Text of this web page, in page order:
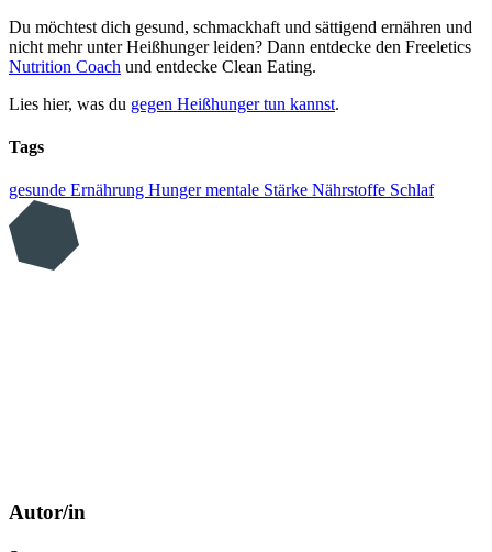
Du möchtest dich gesund, schmackhaft und sättigend ernähren und
nicht mehr unter Heißhunger leiden? Dann entdecke den Freeletics
Nutrition Coach und entdecke Clean Eating.
Lies hier, was du gegen Heißhunger tun kannst.
Tags
gesunde Ernährung Hungermentale Stärke Nährstoffe Schlaf
Autor/in